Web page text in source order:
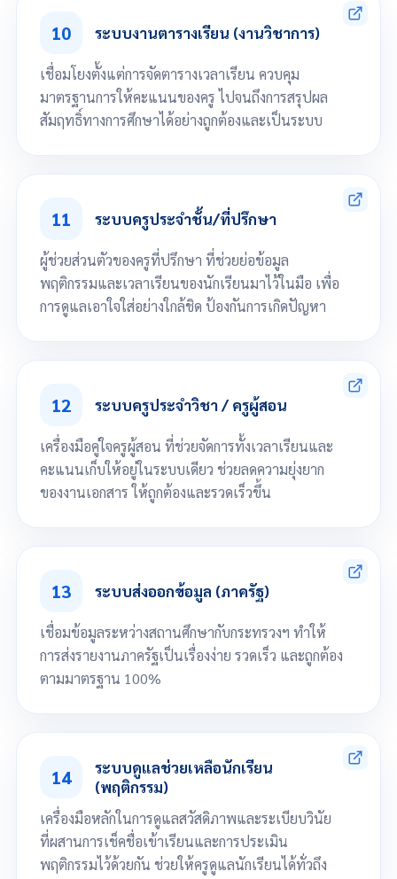
จัดการระดับชั้น, จัดการหลักสูตร จัดการระดับการศึกษา/การเลื่อนชั้นเรียน
จัดการข้อมูลพื้นฐาน กลุ่มวิชา หมวดวิชา รายวิชา กำหนดระดับผลการเรียน
จัดการข้อมูลการลงทะเบียนของนักเรียนแบบชั้นเรียน และแบบกลุ่มได้
จัดการตั้งค่า Ordinary National Education Test (O-NET)
ออกใบปพ. 1 - ปพ. 7 รายงาน ต2ก.
10 ระบบงานตารางเรียน (งานวิชาการ)
เชื่อมโยงตั้งแต่การจัดตารางเวลาเรียน ควบคุม
มาตรฐานการให้คะแนนของครู ไปจนถึงการสรุปผล
สัมฤทธิ์ทางการศึกษาได้อย่างถูกต้องและเป็นระบบ
กำหนดครูผู้สอนแต่ละรายวิชา
กำหนดครูที่ปรึกษาแต่ละชั้นเรียน
จัดการตารางเรียน/ตารางสอน
จัดการรูปแบบโครงสร้างคะแนนเก็บ
ออกรายงาน ตารางเรียน/ตารางสอน
ออกรายงานการตัดเกรดครูผู้สอนทั้งหมด
ออกรายงานผลการเรียนแบบภาคเรียน ปีการศึกษา ฯลฯ
ออกรายงานข้อมูลสถิติ เช่น รายงานผลคะแนนเก็บ, จำนวนนักเรียนที่มารายงาน
เลื่อนลงเพื่อดูทั้งหมด
11 ระบบครูประจำชั้น/ที่ปรึกษา
ผู้ช่วยส่วนตัวของครูที่ปรึกษา ที่ช่วยย่อข้อมูล
พฤติกรรมและเวลาเรียนของนักเรียนมาไว้ในมือ เพื่อ
การดูแลเอาใจใส่อย่างใกล้ชิด ป้องกันการเกิดปัญหา
แสดงข้อมูลรายชื่อนักเรียนที่รับผิดชอบ
จัดการข้อมูลตามนักเรียนขาดเรียน
จัดการข้อมูลติดตามนักเรียนที่มีพฤติกรรมด้านลบ
บันทึกเวลาเรียนโดยครูที่ปรึกษา
ออกรายงานเวลาแสกนบัตรของนักเรียนที่รับผิดชอบ
ออกรายงานพฤติกรรมนักเรียนที่รับผิดชอบ
12 ระบบครูประจำวิชา / ครูผู้สอน
เครื่องมือคู่ใจครูผู้สอน ที่ช่วยจัดการทั้งเวลาเรียนและ
คะแนนเก็บให้อยู่ในระบบเดียว ช่วยลดความยุ่งยาก
ของงานเอกสาร ให้ถูกต้องและรวดเร็วขึ้น
กำหนดสมุดคะแนนเก็บได้ ระดับคะแนน
บันทึกเวลาเรียนโดยครูประจำวิชา
ตัดผลการเรียนนักเรียน
ออกรายงานใบรายชื่อนักเรียนตามรายวิชา
ออกรายงานใบปะหน้าสมุดบันทึกคะแนน
13 ระบบส่งออกข้อมูล (ภาครัฐ)
เชื่อมข้อมูลระหว่างสถานศึกษากับกระทรวงฯ ทำให้
การส่งรายงานภาครัฐเป็นเรื่องง่าย รวดเร็ว และถูกต้อง
ตามมาตรฐาน 100%
ส่งออกข้อมูล (ภาครัฐ) เช่น School MIS, REGIS, PVIS
ส่งออกข้อมูลตามวันที่อนุมัติจบ
ส่งออกข้อมูลแยกตามประเภทนักเรียนที่ต้องการ เช่น นักเรียนที่กำลังศึกษา
อยู่ นักเรียนที่สำเร็จการศึกษาแล้ว และนักเรียนที่ไม่สำเร็จการศึกษา
14
ระบบดูแลช่วยเหลือนักเรียน
(พฤติกรรม)
เครื่องมือหลักในการดูแลสวัสดิภาพและระเบียบวินัย
ที่ผสานการเช็คชื่อเข้าเรียนและการประเมิน
พฤติกรรมไว้ด้วยกัน ช่วยให้ครูดูแลนักเรียนได้ทั่วถึง